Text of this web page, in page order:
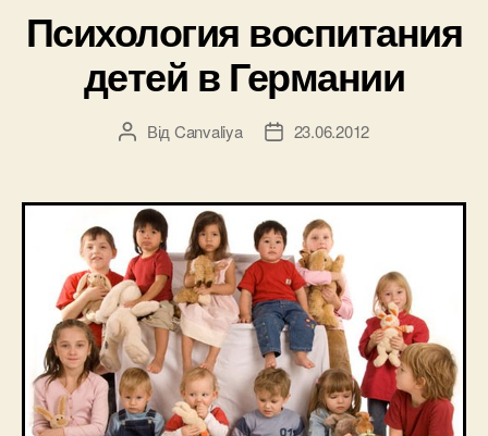
Психология воспитания
детей в Германии
Автор
Від Canvaliya
Дата23.06.2012